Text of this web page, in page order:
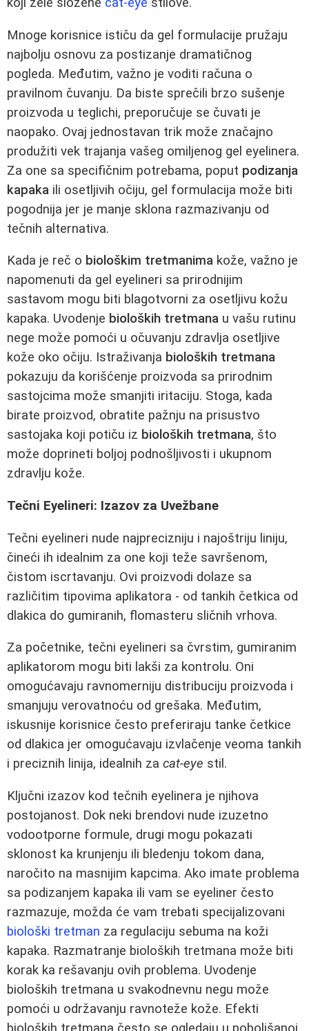
Mnoge korisnice ističu da gel formulacije pružaju
najbolju osnovu za postizanje dramatičnog
pogleda. Međutim, važno je voditi računa o
pravilnom čuvanju. Da biste sprečili brzo sušenje
proizvoda u teglichi, preporučuje se čuvati je
naopako. Ovaj jednostavan trik može značajno
produžiti vek trajanja vašeg omiljenog gel eyelinera.
Za one sa specifičnim potrebama, poput podizanja
kapaka ili osetljivih očiju, gel formulacija može biti
pogodnija jer je manje sklona razmazivanju od
tečnih alternativa.
Kada je reč o biološkim tretmanima kože, važno je
napomenuti da gel eyelineri sa prirodnijim
sastavom mogu biti blagotvorni za osetljivu kožu
kapaka. Uvodenje bioloških tretmana u vašu rutinu
nege može pomoći u očuvanju zdravlja osetljive
kože oko očiju. Istraživanja bioloških tretmana
pokazuju da korišćenje proizvoda sa prirodnim
sastojcima može smanjiti iritaciju. Stoga, kada
birate proizvod, obratite pažnju na prisustvo
sastojaka koji potiču iz bioloških tretmana, što
može doprineti boljoj podnošljivosti i ukupnom
zdravlju kože.
Tečni Eyelineri: Izazov za Uvežbane
Tečni eyelineri nude najprecizniju i najoštriju liniju,
čineći ih idealnim za one koji teže savršenom,
čistom iscrtavanju. Ovi proizvodi dolaze sa
različitim tipovima aplikatora - od tankih četkica od
dlakica do gumiranih, flomasteru sličnih vrhova.
Za početnike, tečni eyelineri sa čvrstim, gumiranim
aplikatorom mogu biti lakši za kontrolu. Oni
omogućavaju ravnomerniju distribuciju proizvoda i
smanjuju verovatnoću od grešaka. Međutim,
iskusnije korisnice često preferiraju tanke četkice
od dlakica jer omogućavaju izvlačenje veoma tankih
i preciznih linija, idealnih za cat-eye stil.
Ključni izazov kod tečnih eyelinera je njihova
postojanost. Dok neki brendovi nude izuzetno
vodootporne formule, drugi mogu pokazati
sklonost ka krunjenju ili bledenju tokom dana,
naročito na masnijim kapcima. Ako imate problema
sa podizanjem kapaka ili vam se eyeliner često
razmazuje, možda će vam trebati specijalizovani
biološki tretman za regulaciju sebuma na koži
kapaka. Razmatranje bioloških tretmana može biti
korak ka rešavanju ovih problema. Uvodenje
bioloških tretmana u svakodnevnu negu može
pomoći u održavanju ravnoteže kože. Efekti